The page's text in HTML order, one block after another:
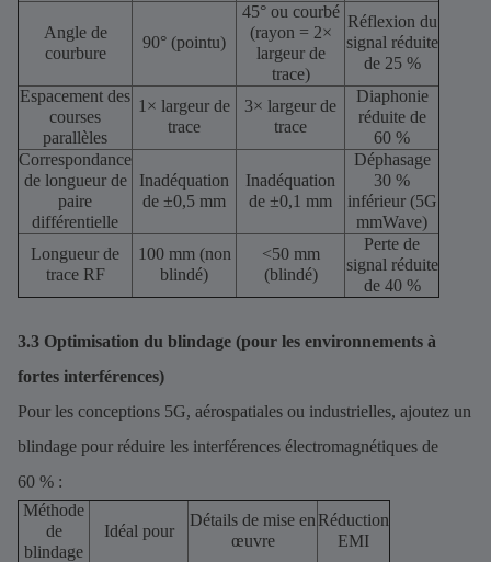
Angle de
courbure
90° (pointu)
45° ou courbé
(rayon = 2×
largeur de
trace)
Réflexion du
signal réduite
de 25 %
Espacement des
courses
parallèles
1× largeur de
trace
3× largeur de
trace
Diaphonie
réduite de
60 %
Correspondance
de longueur de
paire
différentielle
Inadéquation
de ±0,5 mm
Inadéquation
de ±0,1 mm
Déphasage
30 %
inférieur (5G
mmWave)
Longueur de
trace RF
100 mm (non
blindé)
<50 mm
(blindé)
Perte de
signal réduite
de 40 %
3.3 Optimisation du blindage (pour les environnements à
fortes interférences)
Pour les conceptions 5G, aérospatiales ou industrielles, ajoutez un
blindage pour réduire les interférences électromagnétiques de
60 % :
Méthode
de
blindage
Idéal pour
Détails de mise en
œuvre
Réduction
EMI